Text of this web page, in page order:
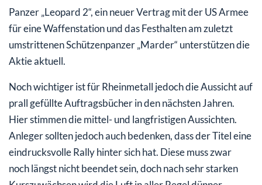
Panzer „Leopard 2“, ein neuer Vertrag mit der US Armee
für eine Waffenstation und das Festhalten am zuletzt
umstrittenen Schützenpanzer „Marder“ unterstützen die
Aktie aktuell.
Noch wichtiger ist für Rheinmetall jedoch die Aussicht auf
prall gefüllte Auftragsbücher in den nächsten Jahren.
Hier stimmen die mittel- und langfristigen Aussichten.
Anleger sollten jedoch auch bedenken, dass der Titel eine
eindrucksvolle Rally hinter sich hat. Diese muss zwar
noch längst nicht beendet sein, doch nach sehr starken